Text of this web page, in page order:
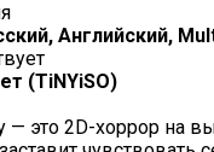
Английский,
(TiNYiSO)
— это 2D-хоррор на